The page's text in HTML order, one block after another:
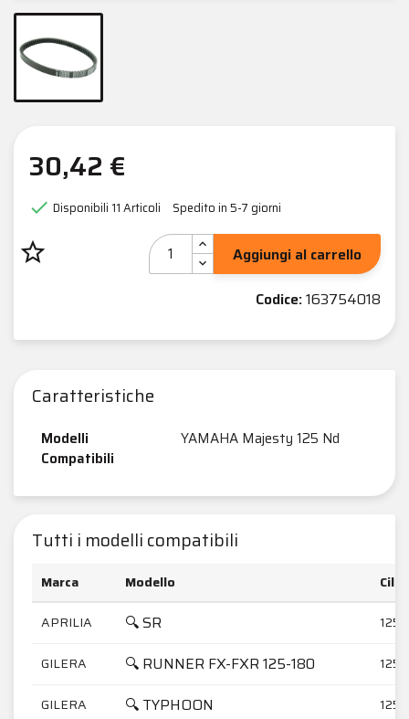
30,42 €
 Disponibili 11 Articoli Spedito in 5-7 giorni
star_border
Aggiungi al carrello
Codice:163754018
Caratteristiche
Modelli
Compatibili
YAMAHA Majesty 125 Nd
Tutti i modelli compatibili
Marca Modello
APRILIA
🔍 SR 125
GILERA 🔍 RUNNER FX-FXR 125-180 125
GILERA 🔍 TYPHOON 125